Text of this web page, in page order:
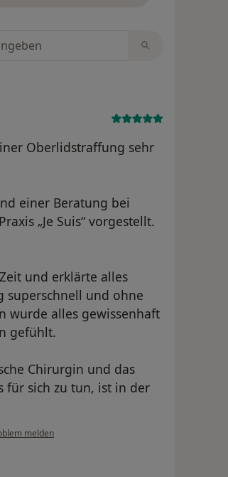
Oberlidstraffung sehr
einer Beratung bei
„Je Suis“ vorgestellt.
und erklärte alles
superschnell und ohne
wurde alles gewissenhaft
gefühlt.
Chirurgin und das
für sich zu tun, ist in der
melden